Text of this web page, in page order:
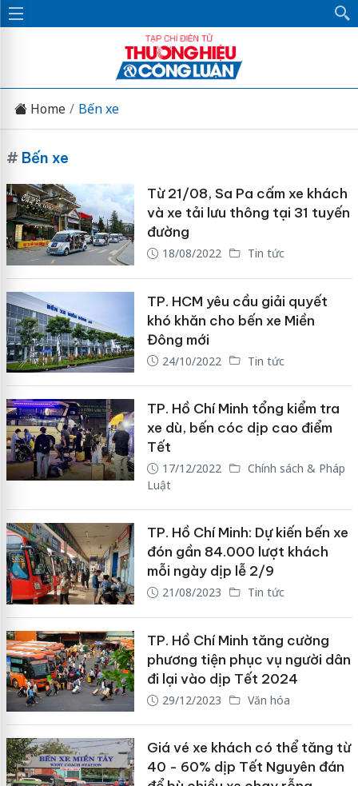
Home Bến xe
# Bến xe
Từ 21/08, Sa Pa cấm xe khách
và xe tải lưu thông tại 31 tuyến
đường
18/08/2022 Tin tức
TP. HCM yêu cầu giải quyết
khó khăn cho bến xe Miền
Đông mới
24/10/2022 Tin tức
TP. Hồ Chí Minh tổng kiểm tra
xe dù, bến cóc dịp cao điểm
Tết
17/12/2022
Chính sách & Pháp
Luật
TP. Hồ Chí Minh: Dự kiến bến xe
đón gần 84.000 lượt khách
mỗi ngày dịp lễ 2/9
21/08/2023 Tin tức
TP. Hồ Chí Minh tăng cường
phương tiện phục vụ người dân
đi lại vào dịp Tết 2024
29/12/2023 Văn hóa
Giá vé xe khách có thể tăng từ
40 - 60% dịp Tết Nguyên đán